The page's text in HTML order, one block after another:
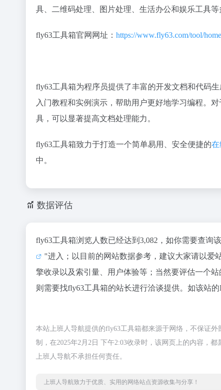
具、二维码处理、图片处理、生活办公和娱乐工具等
fly63工具箱官网网址： https://www.fly63.com/tool/
fly63工具箱为程序员提供了丰富的开发文档和代码
入门教程和实例演示，帮助用户更好地学习编程。
具，可以显著提高文档处理能力。
fly63工具箱致力于打造一个简单易用、安全便捷的在
中。
数据评估
fly63工具箱浏览人数已经达到3,082，如你需要查询
"进入；以目前的网站数据参考，建议大家请以爱
擎收录以及索引量、用户体验等；当然要评估一个
则需要找fly63工具箱的站长进行洽谈提供。如该站的
本站上班人导航提供的fly63工具箱都来源于网络，不保证
制，在2025年2月2日 下午2:03收录时，该网页上的内容，
上班人导航不承担任何责任。
上班人导航致力于优质、实用的网络站点资源收集与分享！